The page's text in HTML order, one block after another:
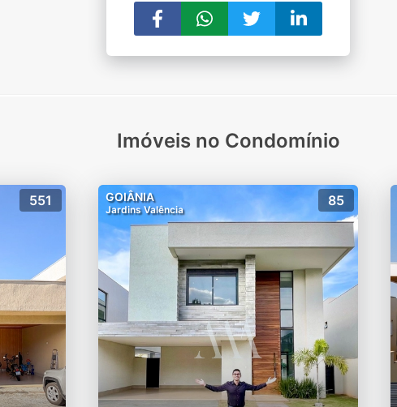
Imóveis no Condomínio
551 GOIÂNIA
Jardins Valência
85